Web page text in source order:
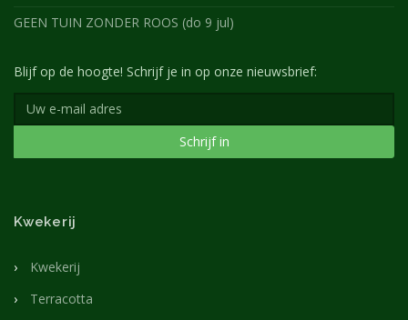
GEEN TUIN ZONDER ROOS (do 9 jul)
Blijf op de hoogte! Schrijf je in op onze nieuwsbrief:
Schrijf in
Kwekerij
Kwekerij
Terracotta